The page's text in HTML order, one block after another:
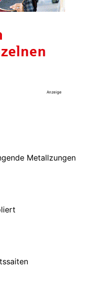
Anzeige
Metallzungen